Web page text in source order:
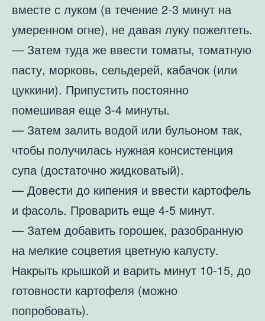
вместе с луком (в течение 2-3 минут на
умеренном огне), не давая луку пожелтеть.
— Затем туда же ввести томаты, томатную
пасту, морковь, сельдерей, кабачок (или
цуккини). Припустить постоянно
помешивая еще 3-4 минуты.
— Затем залить водой или бульоном так,
чтобы получилась нужная консистенция
супа (достаточно жидковатый).
— Довести до кипения и ввести картофель
и фасоль. Проварить еще 4-5 минут.
— Затем добавить горошек, разобранную
на мелкие соцветия цветную капусту.
Накрыть крышкой и варить минут 10-15, до
готовности картофеля (можно
попробовать).